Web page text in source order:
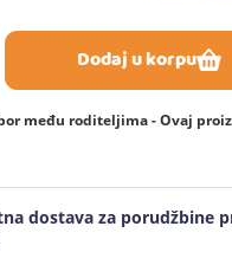
Dodaj u korpu
među roditeljima - Ovaj
dostava za porudžbine